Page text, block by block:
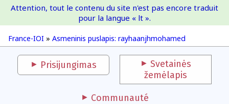
France-IOI
France-IOI » Asmeninis puslapis: rayhaanjhmohamed
Attention, tout le contenu du site n'est pas encore traduit
pour la langue « lt ».
Prisijungimas
Svetainės
žemėlapis
Communauté